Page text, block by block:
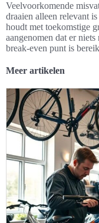
Veelvoorkomende
draaien alleen relevant
houdt met toekomstige
aangenomen dat er
break-even punt is
Meer artikelen